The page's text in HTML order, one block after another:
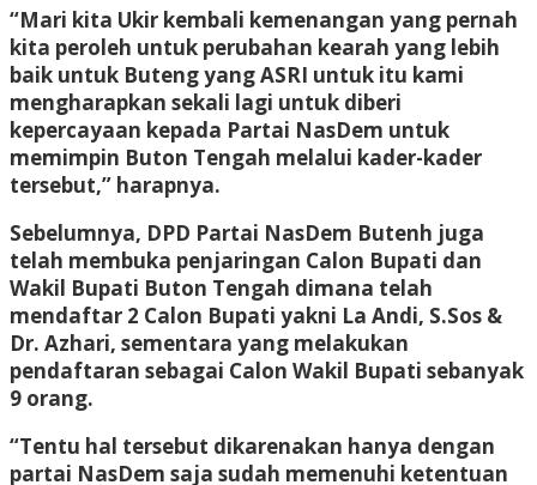
“Mari kita Ukir kembali kemenangan yang pernah
kita peroleh untuk perubahan kearah yang lebih
baik untuk Buteng yang ASRI untuk itu kami
mengharapkan sekali lagi untuk diberi
kepercayaan kepada Partai NasDem untuk
memimpin Buton Tengah melalui kader-kader
tersebut,” harapnya.
Sebelumnya, DPD Partai NasDem Butenh juga
telah membuka penjaringan Calon Bupati dan
Wakil Bupati Buton Tengah dimana telah
mendaftar 2 Calon Bupati yakni La Andi, S.Sos &
Dr. Azhari, sementara yang melakukan
pendaftaran sebagai Calon Wakil Bupati sebanyak
9 orang.
“Tentu hal tersebut dikarenakan hanya dengan
partai NasDem saja sudah memenuhi ketentuan